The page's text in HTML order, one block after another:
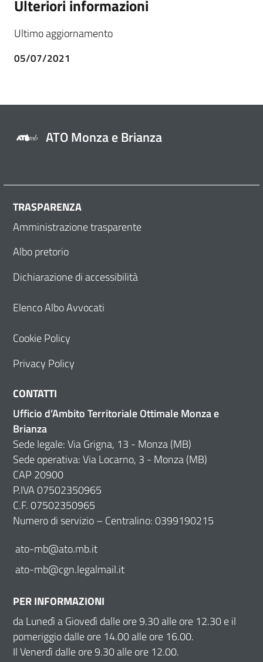
Ulteriori informazioni
Ultimo aggiornamento
05/07/2021
ATO Monza e Brianza
TRASPARENZA
Amministrazione trasparente
Albo pretorio
Dichiarazione di accessibilità
Elenco Albo Avvocati
Cookie Policy
Privacy Policy
CONTATTI
Ufficio d’Ambito Territoriale Ottimale Monza e
Brianza
Sede legale: Via Grigna, 13 - Monza (MB)
Sede operativa: Via Locarno, 3 - Monza (MB)
CAP 20900
P.IVA 07502350965
C.F. 07502350965
Numero di servizio – Centralino: 0399190215
ato-mb@ato.mb.it
ato-mb@cgn.legalmail.it
PER INFORMAZIONI
da Lunedì a Giovedì dalle ore 9.30 alle ore 12.30 e il
pomeriggio dalle ore 14.00 alle ore 16.00.
Il Venerdì dalle ore 9.30 alle ore 12.00.